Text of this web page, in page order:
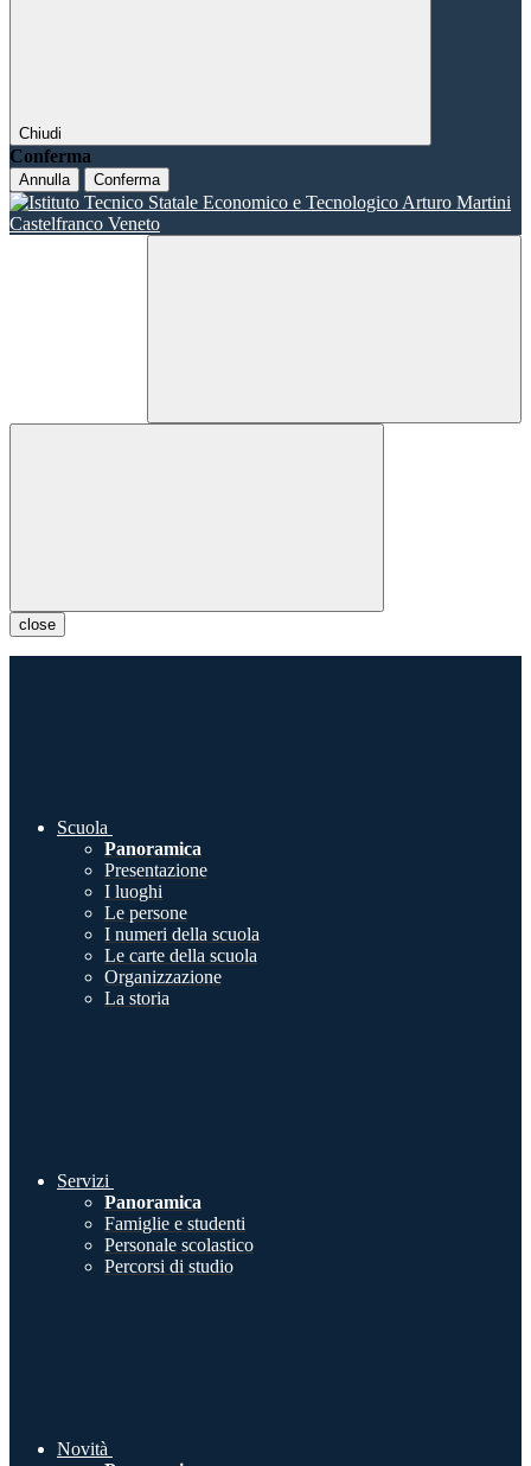
Chiudi
Conferma
Annulla Conferma
close
Scuola
Panoramica
Presentazione
I luoghi
Le persone
I numeri della scuola
Le carte della scuola
Organizzazione
La storia
Servizi
Panoramica
Famiglie e studenti
Personale scolastico
Percorsi di studio
Novità